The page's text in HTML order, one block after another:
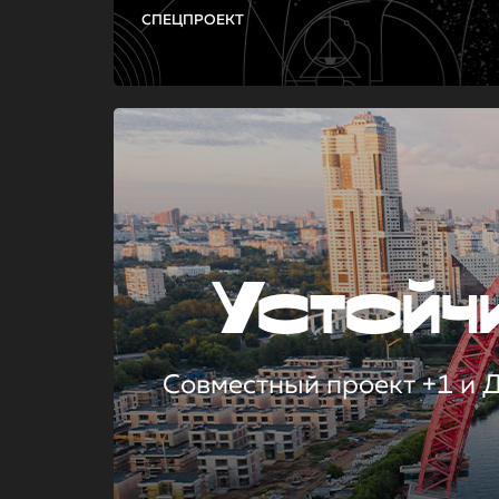
СПЕЦПРОЕКТ
Совместный проект +1 и